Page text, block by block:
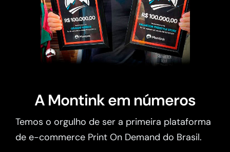
A Montink em números
Temos o orgulho de ser a primeira plataforma
de e-commerce Print On Demand do Brasil.